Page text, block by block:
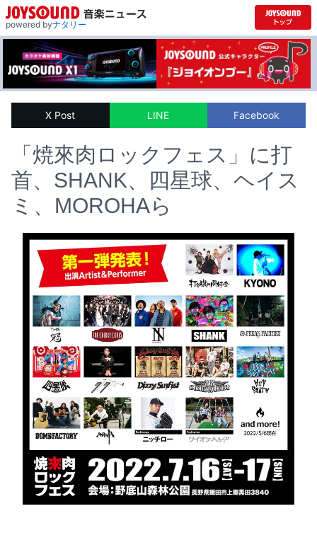
powered byナタリー
X Post LINE Facebook
「焼來肉ロックフェス」に打
首、SHANK、四星球、ヘイス
ミ、MOROHAら